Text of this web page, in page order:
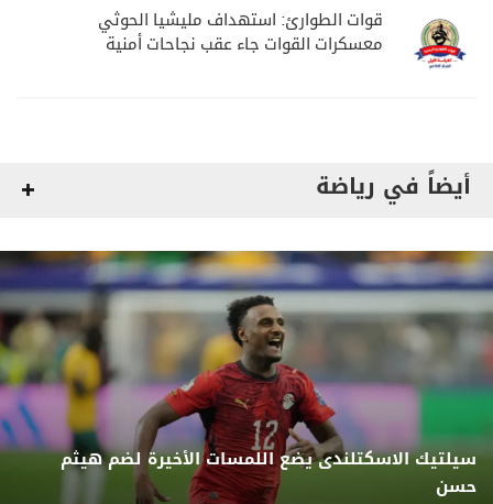
قوات الطوارئ: استهداف مليشيا الحوثي
معسكرات القوات جاء عقب نجاحات أمنية
أيضاً في رياضة
سيلتيك الاسكتلندى يضع اللمسات الأخيرة لضم هيثم
حسن